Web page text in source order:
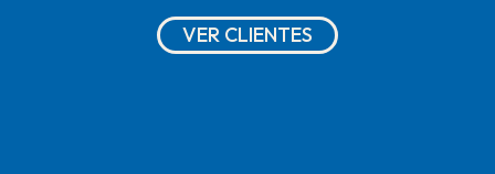
VER CLIENTES